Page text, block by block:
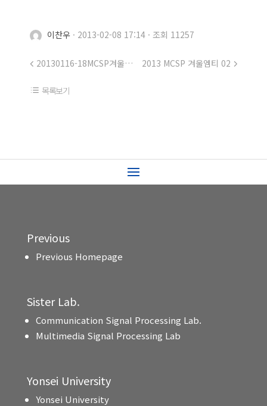
이찬우 · 2013-02-08 17:14 · 조회 11257
20130116-18MCSP겨울MT@휘팍 06 2013 MCSP 겨울엠티 02
목록보기
Previous
Previous Homepage
Sister Lab.
Communication Signal Processing Lab.
Multimedia Signal Processing Lab
Yonsei University
Yonsei University